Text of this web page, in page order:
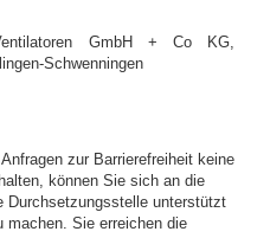
GmbH + Co KG,
Schwenningen
zur Barrierefreiheit keine
können Sie sich an die
Durchsetzungsstelle unterstützt
machen. Sie erreichen die